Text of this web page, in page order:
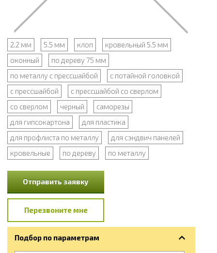
2.2 мм 5.5 мм клоп
кровельный 5.5 мм
оконный
по дереву 75 мм
по металлу с прессшайбой
с потайной головкой
с прессшайбой
с прессшайбой со сверлом
со сверлом
черный
саморезы
для гипсокартона
для пластика
для профлиста по металлу
для сэндвич панелей
кровельные
по дереву по металлу
Отправить заявку
Перезвоните мне
Подбор по параметрам